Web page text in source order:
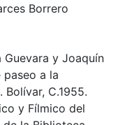
Borrero
Guevara y Joaquín
a la
C.1955.
y Fílmico del